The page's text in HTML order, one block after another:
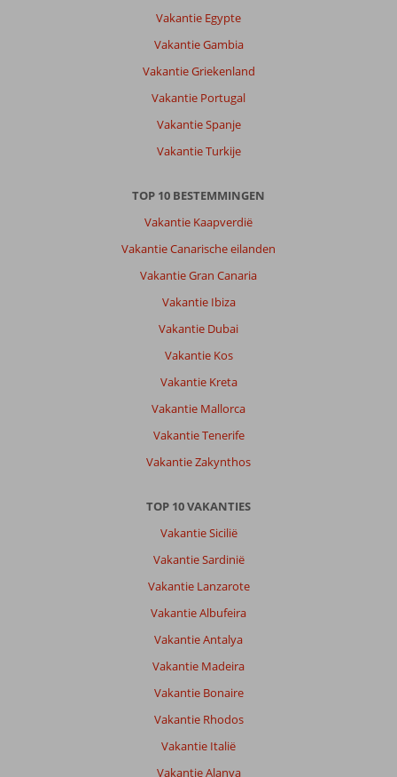
Vakantie Egypte
Vakantie Gambia
Vakantie Griekenland
Vakantie Portugal
Vakantie Spanje
Vakantie Turkije
TOP 10 BESTEMMINGEN
Vakantie Kaapverdië
Vakantie Canarische eilanden
Vakantie Gran Canaria
Vakantie Ibiza
Vakantie Dubai
Vakantie Kos
Vakantie Kreta
Vakantie Mallorca
Vakantie Tenerife
Vakantie Zakynthos
TOP 10 VAKANTIES
Vakantie Sicilië
Vakantie Sardinië
Vakantie Lanzarote
Vakantie Albufeira
Vakantie Antalya
Vakantie Madeira
Vakantie Bonaire
Vakantie Rhodos
Vakantie Italië
Vakantie Alanya